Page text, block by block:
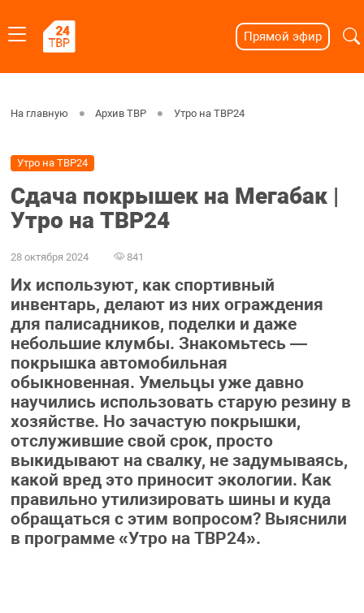
Прямой эфир
На главную Архив ТВР Утро на ТВР24
Утро на ТВР24
Сдача покрышек на Мегабак |
Утро на ТВР24
28 октября 2024 841
Их используют, как спортивный
инвентарь, делают из них ограждения
для палисадников, поделки и даже
небольшие клумбы. Знакомьтесь —
покрышка автомобильная
обыкновенная. Умельцы уже давно
научились использовать старую резину в
хозяйстве. Но зачастую покрышки,
отслужившие свой срок, просто
выкидывают на свалку, не задумываясь,
какой вред это приносит экологии. Как
правильно утилизировать шины и куда
обращаться с этим вопросом? Выяснили
в программе «Утро на ТВР24».